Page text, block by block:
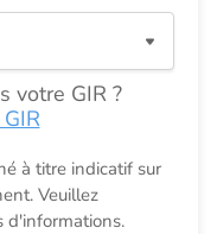
votre GIR ?
à titre indicatif sur
Veuillez
d'informations.